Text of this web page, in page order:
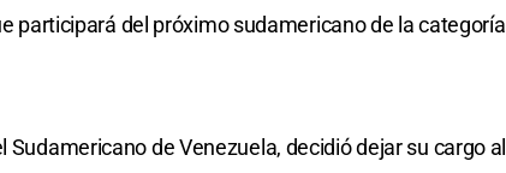
participará del próximo sudamericano de la categoría
de Venezuela, decidió dejar su cargo al